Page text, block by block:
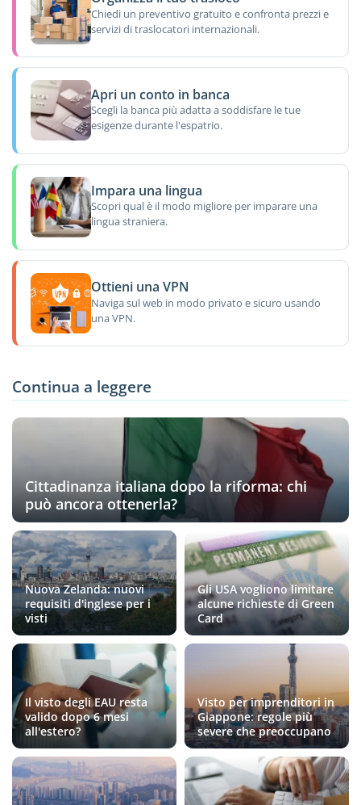
Chiedi un preventivo gratuito e confronta prezzi e
servizi di traslocatori internazionali.
Apri un conto in banca
Scegli la banca più adatta a soddisfare le tue
esigenze durante l'espatrio.
Impara una lingua
Scopri qual è il modo migliore per imparare una
lingua straniera.
Ottieni una VPN
Naviga sul web in modo privato e sicuro usando
una VPN.
Continua a leggere
Cittadinanza italiana dopo la riforma: chi
può ancora ottenerla?
Nuova Zelanda: nuovi
requisiti d'inglese per i
visti
Gli USA vogliono limitare
alcune richieste di Green
Card
Il visto degli EAU resta
valido dopo 6 mesi
all'estero?
Visto per imprenditori in
Giappone: regole più
severe che preoccupano